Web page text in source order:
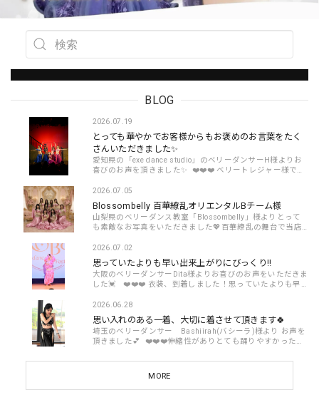
BLOG
2026.07.19
とっても華やかでお客様からもお褒めのお言葉をたく
さんいただきました✨
愛知県の「exe dance studio」のベリーダンサーH様よりお
喜びのお声を頂きました✨ ❤️❤️❤️ ベリートレジャー様で作
て参りました✨&n...
2026.07.05
Blossombelly 百華繚乱オリエンタルBチーム様
山梨県のベリーダンス教室「Blossombelly」様よりとって
も素敵なお写真をいただきました💖百華繚乱の舞台で当店
県のベリーダンス教室『B...
2026.07.02
思っていたよりも早い出来上がりにびっくり‼️
大阪のベリーダンサーDita様よりお喜びのお声をいただきま
した💓 ❤️❤️❤️ 衣装、到着しました！思っていたよりも早
がとうございました...
2026.06.28
思い入れのある一着、大切に着させて頂きます🍀
埼玉のベリーダンサー Bashiirah(バシーラ)様より お声を
頂きました💕 ❤️❤️❤️伸縮性がありとても踊りやすかったで
ラしてステージ映えする...
MORE